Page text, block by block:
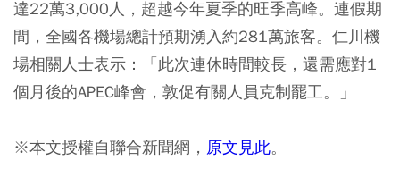
達22萬3,000人，超越今年夏季的旺季高峰。連假期
間，全國各機場總計預期湧入約281萬旅客。仁川機
場相關人士表示：「此次連休時間較長，還需應對1
個月後的APEC峰會，敦促有關人員克制罷工。」
※本文授權自聯合新聞網， 原文見此。